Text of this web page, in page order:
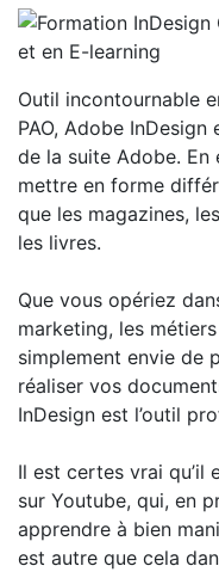
Outil incontournable
PAO, Adobe InDesign
de la suite Adobe.
mettre en forme
que les magazines,
les livres.
Que vous opériez
marketing, les
simplement envie de
réaliser vos
InDesign est l’outil
Il est certes vrai qu’il
sur Youtube, qui, en
apprendre à bien
est autre que cela